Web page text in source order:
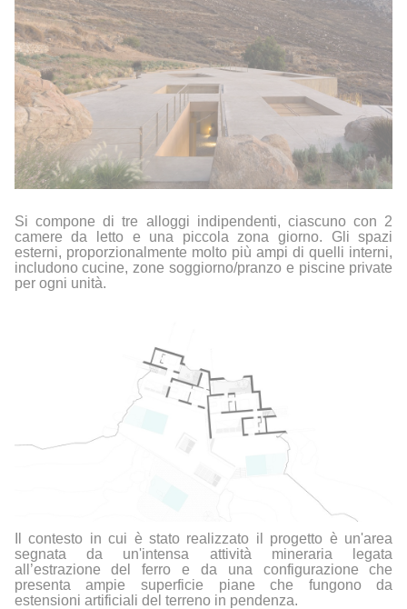
Si compone di tre alloggi indipendenti, ciascuno con 2
camere da letto e una piccola zona giorno. Gli spazi
esterni, proporzionalmente molto più ampi di quelli interni,
includono cucine, zone soggiorno/pranzo e piscine private
per ogni unità.
Il contesto in cui è stato realizzato il progetto è un'area
segnata da un'intensa attività mineraria legata
all’estrazione del ferro e da una configurazione che
presenta ampie superficie pianeche fungono da
estensioni artificiali del terreno in pendenza.